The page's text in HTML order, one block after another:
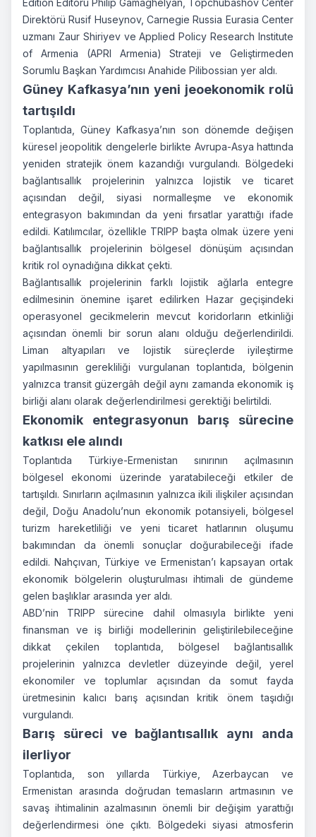
Edition Editörü Philip Gamaghelyan, Topchubashov Center
Direktörü Rusif Huseynov, Carnegie Russia Eurasia Center
uzmanı Zaur Shiriyev ve Applied Policy Research Institute
of Armenia (APRI Armenia) Strateji ve Geliştirmeden
Sorumlu Başkan Yardımcısı Anahide Pilibossian yer aldı.
Güney Kafkasya’nın yeni jeoekonomik rolü
tartışıldı
Toplantıda, Güney Kafkasya’nın son dönemde değişen
küresel jeopolitik dengelerle birlikte Avrupa-Asya hattında
yeniden stratejik önem kazandığı vurgulandı. Bölgedeki
bağlantısallık projelerinin yalnızca lojistik ve ticaret
açısından değil, siyasi normalleşme ve ekonomik
entegrasyon bakımından da yeni fırsatlar yarattığı ifade
edildi. Katılımcılar, özellikle TRIPP başta olmak üzere yeni
bağlantısallık projelerinin bölgesel dönüşüm açısından
kritik rol oynadığına dikkat çekti.
Bağlantısallık projelerinin farklı lojistik ağlarla entegre
edilmesinin önemine işaret edilirken Hazar geçişindeki
operasyonel gecikmelerin mevcut koridorların etkinliği
açısından önemli bir sorun alanı olduğu değerlendirildi.
Liman altyapıları ve lojistik süreçlerde iyileştirme
yapılmasının gerekliliği vurgulanan toplantıda, bölgenin
yalnızca transit güzergâh değil aynı zamanda ekonomik iş
birliği alanı olarak değerlendirilmesi gerektiği belirtildi.
Ekonomik entegrasyonun barış sürecine
katkısı ele alındı
Toplantıda Türkiye-Ermenistan sınırının açılmasının
bölgesel ekonomi üzerinde yaratabileceği etkiler de
tartışıldı. Sınırların açılmasının yalnızca ikili ilişkiler açısından
değil, Doğu Anadolu’nun ekonomik potansiyeli, bölgesel
turizm hareketliliği ve yeni ticaret hatlarının oluşumu
bakımından da önemli sonuçlar doğurabileceği ifade
edildi. Nahçıvan, Türkiye ve Ermenistan’ı kapsayan ortak
ekonomik bölgelerin oluşturulması ihtimali de gündeme
gelen başlıklar arasında yer aldı.
ABD’nin TRIPP sürecine dahil olmasıyla birlikte yeni
finansman ve iş birliği modellerinin geliştirilebileceğine
dikkat çekilen toplantıda, bölgesel bağlantısallık
projelerinin yalnızca devletler düzeyinde değil, yerel
ekonomiler ve toplumlar açısından da somut fayda
üretmesinin kalıcı barış açısından kritik önem taşıdığı
vurgulandı.
Barış süreci ve bağlantısallık aynı anda
ilerliyor
Toplantıda, son yıllarda Türkiye, Azerbaycan ve
Ermenistan arasında doğrudan temasların artmasının ve
savaş ihtimalinin azalmasının önemli bir değişim yarattığı
değerlendirmesi öne çıktı. Bölgedeki siyasi atmosferin